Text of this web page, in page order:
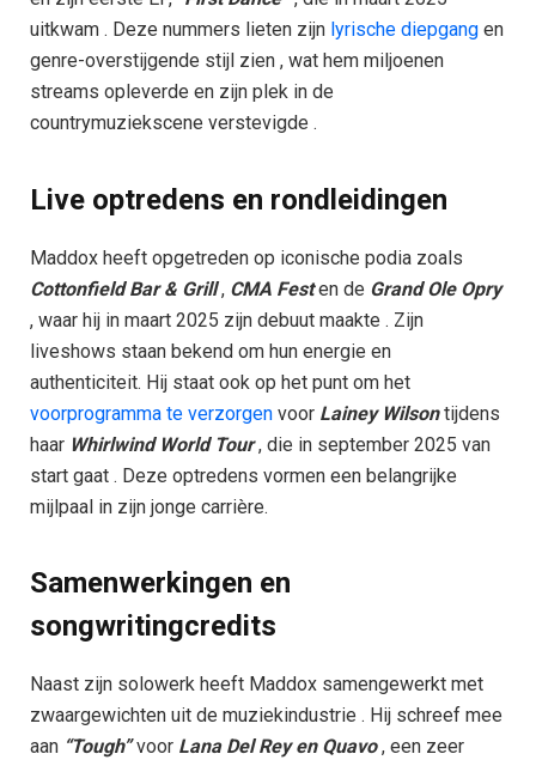
uitkwam . Deze nummers lieten zijn lyrische diepgang en
genre-overstijgende stijl zien , wat hem miljoenen
streams opleverde en zijn plek in de
countrymuziekscene verstevigde .
Live optredens en rondleidingen
Maddox heeft opgetreden op iconische podia zoals
Cottonfield Bar & Grill, CMA Festen de Grand Ole Opry
, waar hij in maart 2025 zijn debuut maakte . Zijn
liveshows staan bekend om hun energie en
authenticiteit. Hij staat ook op het punt om het
voorprogramma te verzorgen voor Lainey Wilsontijdens
haar Whirlwind World Tour, die in september 2025 van
start gaat . Deze optredens vormen een belangrijke
mijlpaal in zijn jonge carrière.
Samenwerkingen en
songwritingcredits​
Naast zijn solowerk heeft Maddox samengewerkt met
zwaargewichten uit de muziekindustrie . Hij schreef mee
aan “Tough”voor Lana Del Rey en Quavo, een zeer